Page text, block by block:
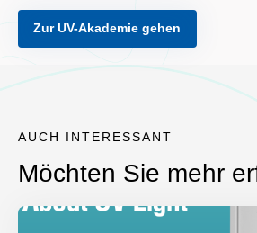
Zur UV-Akademie gehen
AUCH INTERESSANT
Möchten Sie mehr